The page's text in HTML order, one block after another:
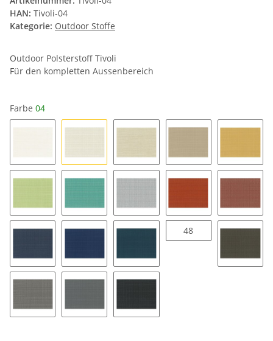
HAN: Tivoli-04
Kategorie: Outdoor Stoffe
Outdoor Polsterstoff Tivoli
Für den kompletten Aussenbereich
Farbe 04
cremeweiss 01
04 24 34 35
18 57 16 49 43
47 37 58
4848